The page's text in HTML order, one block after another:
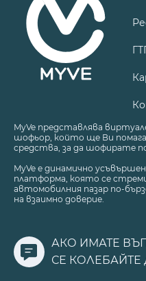
MyVe представлява
шофьор, който ще Ви
средства, за да шофирате
MyVe е динамично
платформа, която се
автомобилния пазар по-
на взаимно доверие.
АКО ИМАТЕ
СЕ